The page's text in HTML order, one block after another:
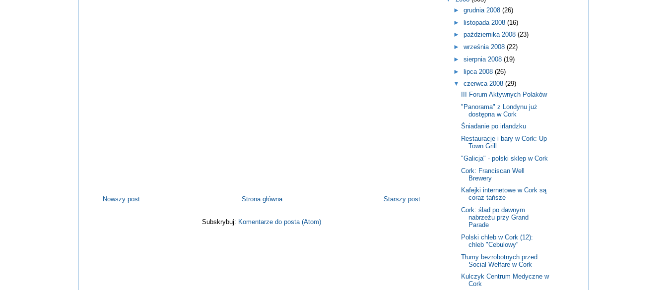
Nowszy post Starszy post
Strona główna
Subskrybuj: Komentarze do posta (Atom)
► grudnia 2008 (26)
► listopada 2008 (16)
► października 2008 (23)
► września 2008 (22)
► sierpnia 2008 (19)
► lipca 2008 (26)
▼ czerwca 2008 (29)
III Forum Aktywnych Polaków
"Panorama" z Londynu już
dostępna w Cork
Śniadanie po irlandzku
Restauracje i bary w Cork: Up
Town Grill
"Galicja" - polski sklep w Cork
Cork: Franciscan Well
Brewery
Kafejki internetowe w Cork są
coraz tańsze
Cork: ślad po dawnym
nabrzeżu przy Grand
Parade
Polski chleb w Cork (12):
chleb "Cebulowy"
Tłumy bezrobotnych przed
Social Welfare w Cork
Kulczyk Centrum Medyczne w
Cork